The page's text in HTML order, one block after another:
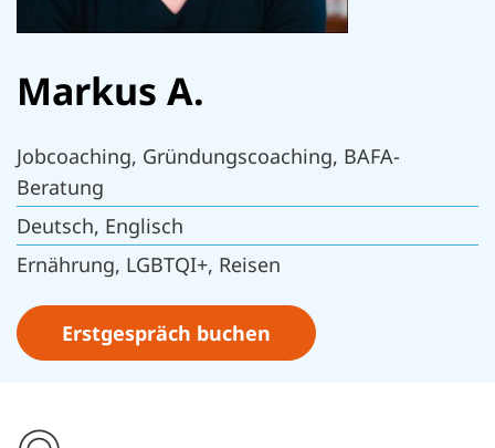
Markus A.
Jobcoaching, Gründungscoaching, BAFA-
Beratung
Deutsch, Englisch
Ernährung, LGBTQI+, Reisen
Erstgespräch buchen